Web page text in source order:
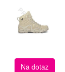
Na dotaz